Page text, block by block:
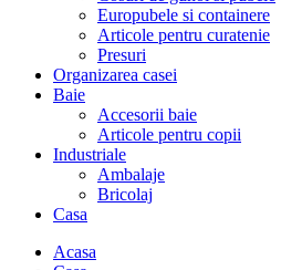
Europubele si containere
Articole pentru curatenie
Presuri
Organizarea casei
Baie
Accesorii baie
Articole pentru copii
Industriale
Ambalaje
Bricolaj
Casa
Acasa